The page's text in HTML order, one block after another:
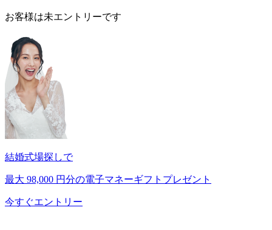
お客様は未エントリーです
結婚式場探しで
最大 98,000 円分の電子マネーギフトプレゼント
今すぐエントリー